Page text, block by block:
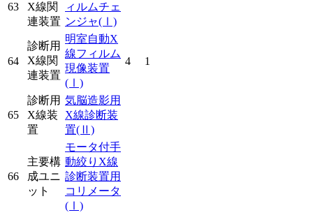
63
X線関
連装置
ィルムチェ
ンジャ(Ⅰ)
64
診断用
X線関
連装置
明室自動X
線フィルム
現像装置
(Ⅰ)
4 1
65
診断用
X線装
置
気脳造影用
X線診断装
置(Ⅱ)
66
主要構
成ユニ
ット
モータ付手
動絞りX線
診断装置用
コリメータ
(Ⅰ)